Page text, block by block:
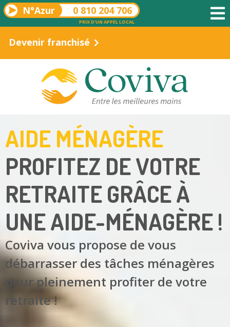
N°Azur 0 810 204 706
PRIX D'UN APPEL LOCAL
Devenir franchisé
AIDE MÉNAGÈRE
PROFITEZ DE VOTRE
RETRAITE GRÂCE À
UNE AIDE-MÉNAGÈRE !
Coviva vous propose de vous
débarrasser des tâches ménagères
pour pleinement profiter de votre
retraite !